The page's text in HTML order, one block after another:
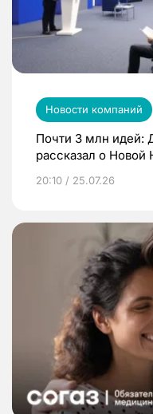
Новости компаний
Почти 3 млн идей:
рассказал о
20:10 / 25.07.26